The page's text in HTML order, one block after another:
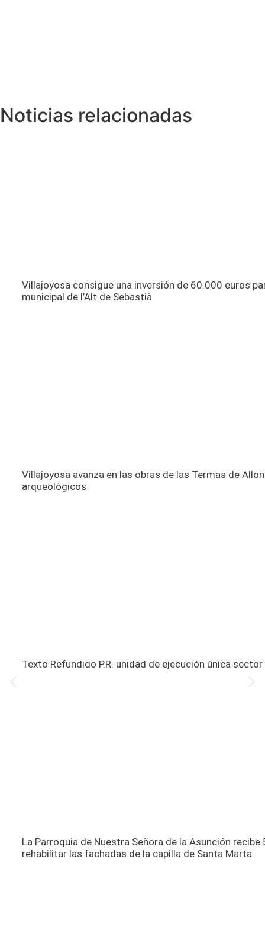
Noticias relacionadas
Villajoyosa consigue una inversión de 60.000 euros
municipal de l’Alt de Sebastià
Villajoyosa avanza en las obras de las Termas de
arqueológicos
Texto Refundido P.R. unidad de ejecución única sector
La Parroquia de Nuestra Señora de la Asunción
rehabilitar las fachadas de la capilla de Santa Marta